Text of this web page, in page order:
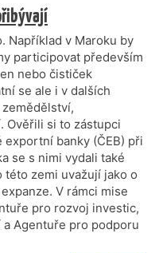
Například v Maroku by
participovat především
nebo čističek
se ale i v dalších
Ověřili si to zástupci
banky (ČEB) při
se s nimi vydali také
zemi uvažují jako o
V rámci mise
pro rozvoj investic,
Agentuře pro podporu